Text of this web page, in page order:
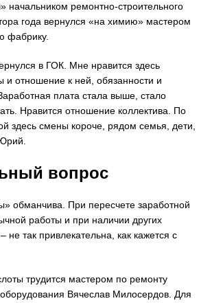
начальником ремонтно-строительного
года вернулся «на химию» мастером
фабрику.
в ГОК. Мне нравится здесь
и отношение к ней, обязанности и
плата стала выше, стало
Нравится отношение коллектива. По
здесь смены короче, рядом семья, дети,
вопрос
обманчива. При пересчете заработной
работы и при наличии других
не так привлекательна, как кажется с
трудится мастером по ремонту
оборудования Вячеслав Милосердов. Для